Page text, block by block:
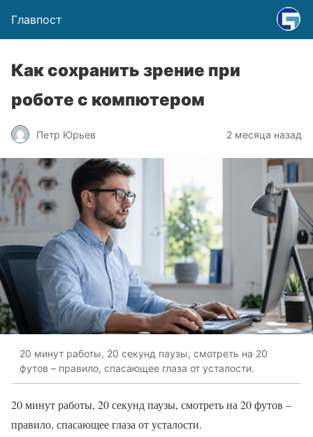
Главпост
Как сохранить зрение при
роботе с компютером
Петр Юрьев 2 месяца назад
20 минут работы, 20 секунд паузы, смотреть на 20
футов – правило, спасающее глаза от усталости.
20 минут работы, 20 секунд паузы, смотреть на 20 футов –
правило, спасающее глаза от усталости.